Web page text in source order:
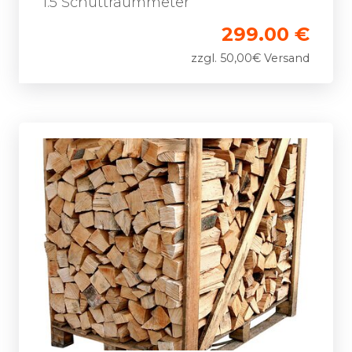
299.00 €
zzgl. 50,00€ Versand